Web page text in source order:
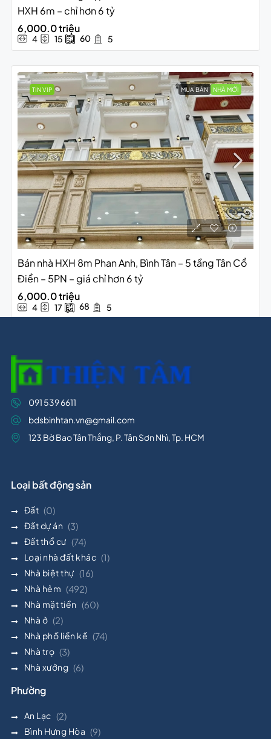
HXH 6m – chỉ hơn 6 tỷ
6,000.0 triệu
4 15 60 5
TIN VIP MUA BÁN NHÀ MỚI
Bán nhà HXH 8m Phan Anh, Bình Tân – 5 tầng Tân Cổ
Điển – 5PN – giá chỉ hơn 6 tỷ
6,000.0 triệu
4 17 68 5
091 539 6611
bdsbinhtan.vn@gmail.com
123 Bờ Bao Tân Thắng, P. Tân Sơn Nhì, Tp. HCM
Loại bất động sản
Đất (0)
Đất dự án (3)
Đất thổ cư (74)
Loại nhà đất khác (1)
Nhà biệt thự (16)
Nhà hẻm (492)
Nhà mặt tiền (60)
Nhà ở (2)
Nhà phố liền kề (74)
Nhà trọ (3)
Nhà xưởng (6)
Phường
An Lạc (2)
Bình Hưng Hòa (9)